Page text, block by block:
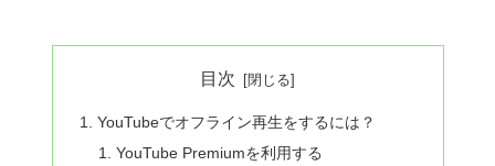
目次
YouTubeでオフライン再生をするには？
YouTube Premiumを利用する